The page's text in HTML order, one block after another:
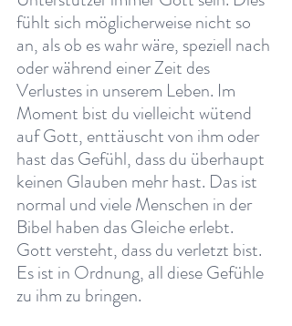
fühlt sich möglicherweise nicht so
an, als ob es wahr wäre, speziell nach
oder während einer Zeit des
Verlustes in unserem Leben. Im
Moment bist du vielleicht wütend
auf Gott, enttäuscht von ihm oder
hast das Gefühl, dass du überhaupt
keinen Glauben mehr hast. Das ist
normal und viele Menschen in der
Bibel haben das Gleiche erlebt.
Gott versteht, dass du verletzt bist.
Es ist in Ordnung, all diese Gefühle
zu ihm zu bringen.